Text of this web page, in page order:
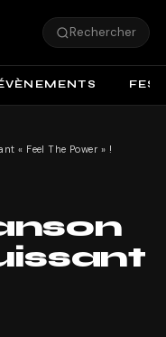
Rechercher
« Feel The Power » !